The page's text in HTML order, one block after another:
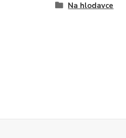
Na hlodavce